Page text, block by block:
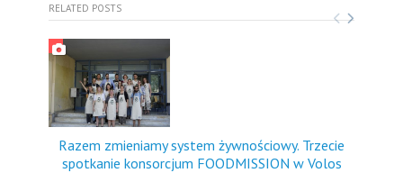
RELATED POSTS
Razem zmieniamy system żywnościowy. Trzecie
spotkanie konsorcjum FOODMISSION w Volos